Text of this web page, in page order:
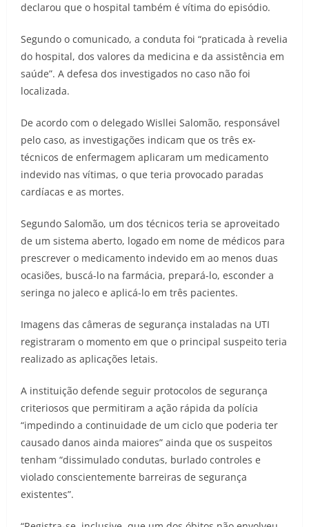
declarou que o hospital também é vítima do episódio.
Segundo o comunicado, a conduta foi “praticada à revelia
do hospital, dos valores da medicina e da assistência em
saúde”. A defesa dos investigados no caso não foi
localizada.
De acordo com o delegado Wisllei Salomão, responsável
pelo caso, as investigações indicam que os três ex-
técnicos de enfermagem aplicaram um medicamento
indevido nas vítimas, o que teria provocado paradas
cardíacas e as mortes.
Segundo Salomão, um dos técnicos teria se aproveitado
de um sistema aberto, logado em nome de médicos para
prescrever o medicamento indevido em ao menos duas
ocasiões, buscá-lo na farmácia, prepará-lo, esconder a
seringa no jaleco e aplicá-lo em três pacientes.
Imagens das câmeras de segurança instaladas na UTI
registraram o momento em que o principal suspeito teria
realizado as aplicações letais.
A instituição defende seguir protocolos de segurança
criteriosos que permitiram a ação rápida da polícia
“impedindo a continuidade de um ciclo que poderia ter
causado danos ainda maiores” ainda que os suspeitos
tenham “dissimulado condutas, burlado controles e
violado conscientemente barreiras de segurança
existentes”.